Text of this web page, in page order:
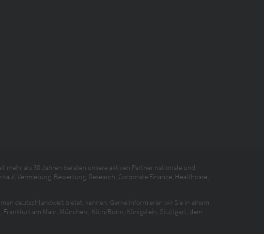
als 30 Jahren beraten unsere aktiven Partner nationale und
Vermietung, Bewertung, Research, Corporate Finance, Healthcare,
deutschlandweit bietet, kennen. Gerne informieren wir Sie in einem
am Main, München, Köln/Bonn, Königstein, Stuttgart, dem